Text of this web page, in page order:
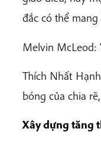
đắc có thể
Melvin McLeod:
Thích Nhất
bóng của chia
Xây dựng tăng